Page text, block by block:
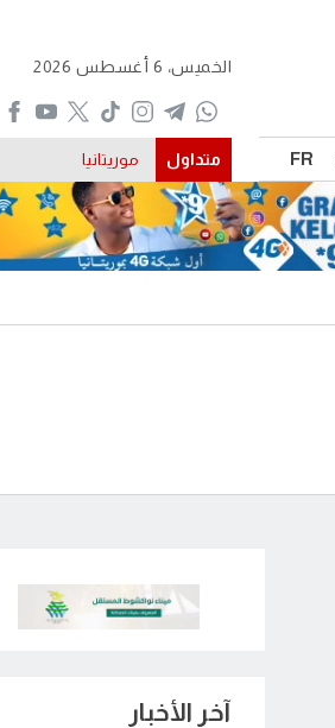
FR
الخميس، 6 أغسطس 2026
متداول موريتانيا
آخر الأخبار